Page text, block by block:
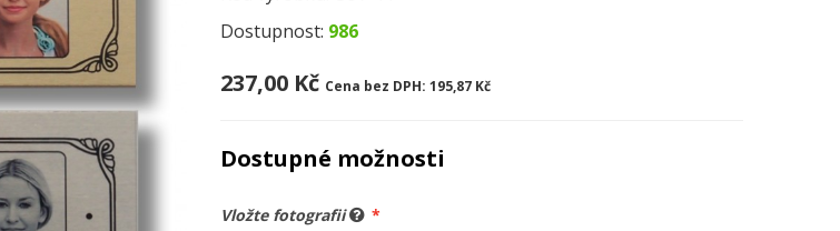
Dostupnost: 986
237,00 Kč Cena bez DPH: 195,87 Kč
Dostupné možnosti
Vložte fotografii